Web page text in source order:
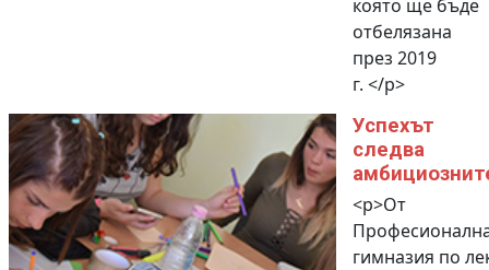
която ще бъде
отбелязана
през 2019
г. </p>
Успехът
следва
<p>От
гимназия по